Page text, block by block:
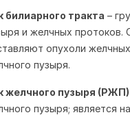
билиарного тракта –
и желчных протоков.
опухоли
пузыря.
желчного пузыря (РЖП)
пузыря; является